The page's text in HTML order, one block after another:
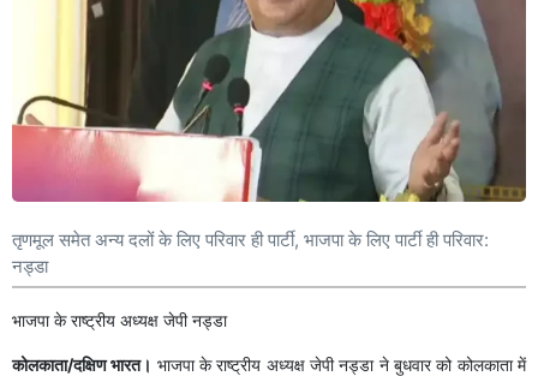
तृणमूल समेत अन्य दलों के लिए परिवार ही पार्टी, भाजपा के लिए पार्टी ही परिवार:
नड्डा
भाजपा के राष्ट्रीय अध्यक्ष जेपी नड्डा
कोलकाता/दक्षिण भारत। भाजपा के राष्ट्रीय अध्यक्ष जेपी नड्डा ने बुधवार को कोलकाता में